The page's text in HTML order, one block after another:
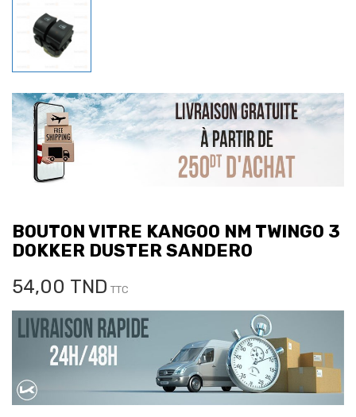
BOUTON VITRE KANGOO NM TWINGO 3
DOKKER DUSTER SANDERO
54,00 TND TTC